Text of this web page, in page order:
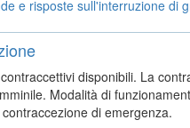
e risposte sull'interruzione di
disponibili. La
Modalità di
di emergenza.